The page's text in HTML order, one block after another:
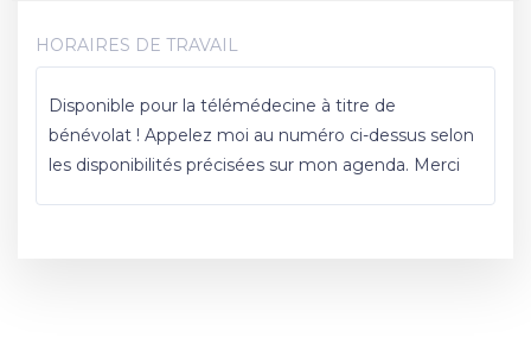
HORAIRES DE TRAVAIL
Disponible pour la télémédecine à titre de
bénévolat ! Appelez moi au numéro ci-dessus selon
les disponibilités précisées sur mon agenda. Merci